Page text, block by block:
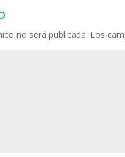
no será publicada. Los